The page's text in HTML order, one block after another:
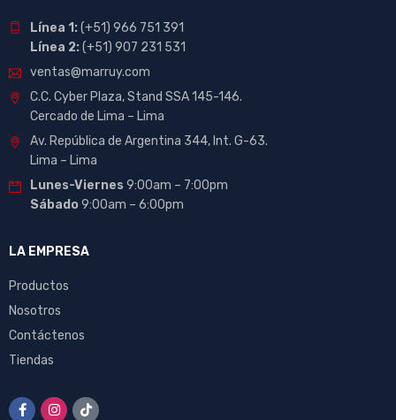
Línea 1:(+51) 966 751 391
Línea 2:(+51) 907 231 531
ventas@marruy.com
C.C. Cyber Plaza, Stand SSA 145-146.
Cercado de Lima – Lima
Av. República de Argentina 344, Int. G-63.
Lima – Lima
Lunes-Viernes 9:00am – 7:00pm
Sábado9:00am – 6:00pm
LA EMPRESA
Productos
Nosotros
Contáctenos
Tiendas